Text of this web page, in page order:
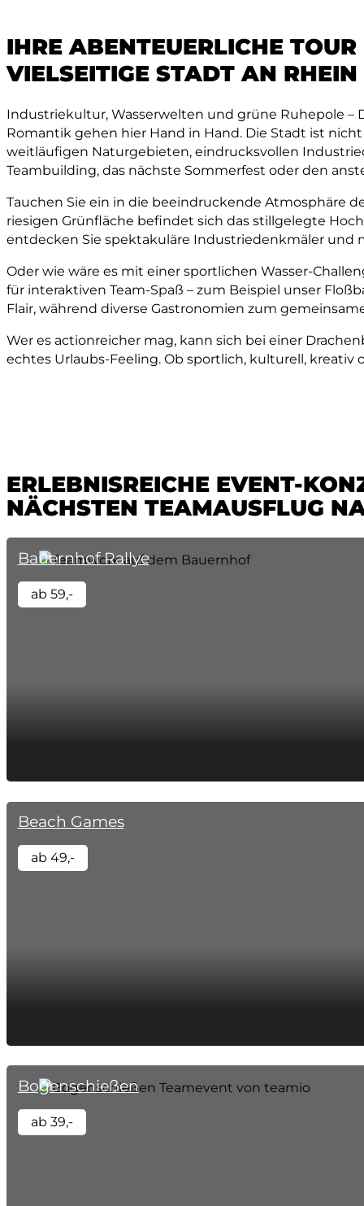
IHRE ABENTEUERLICHE
VIELSEITIGE STADT AN
Industriekultur, Wasserwelten und grüne Ruhepole
Romantik gehen hier Hand in Hand. Die Stadt ist
weitläufigen Naturgebieten, eindrucksvollen
Teambuilding, das nächste Sommerfest oder den
Tauchen Sie ein in die beeindruckende Atmosphäre
riesigen Grünfläche befindet sich das stillgelegte
entdecken Sie spektakuläre Industriedenkmäler und
Oder wie wäre es mit einer sportlichen Wasser-
für interaktiven Team-Spaß – zum Beispiel unser
Flair, während diverse Gastronomien zum
Wer es actionreicher mag, kann sich bei einer
echtes Urlaubs-Feeling. Ob sportlich, kulturell,
ERLEBNISREICHE EVENT-
NÄCHSTEN TEAMAUSFLUG
Bauernhof Rallye
ab 59,-
Beach Games
ab 49,-
Bogenschießen
ab 39,-